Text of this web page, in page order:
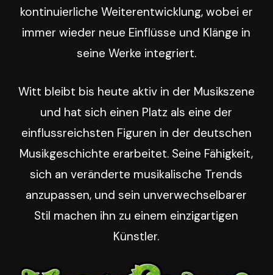
kontinuierliche Weiterentwicklung, wobei er
immer wieder neue Einflüsse und Klänge in
seine Werke integriert.
Witt bleibt bis heute aktiv in der Musikszene
und hat sich einen Platz als eine der
einflussreichsten Figuren in der deutschen
Musikgeschichte erarbeitet. Seine Fähigkeit,
sich an veränderte musikalische Trends
anzupassen, und sein unverwechselbarer
Stil machen ihn zu einem einzigartigen
Künstler.